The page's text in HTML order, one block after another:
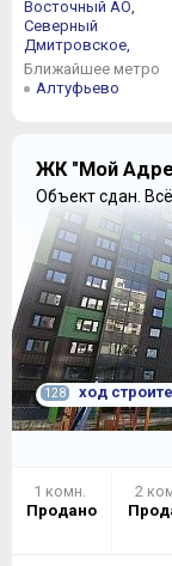
Восточный АО,
Северный
Дмитровское,
Ближайшее метро
Алтуфьево
ЖК "Мой
Объект сдан.
128 ход
1 комн.
Продано
2